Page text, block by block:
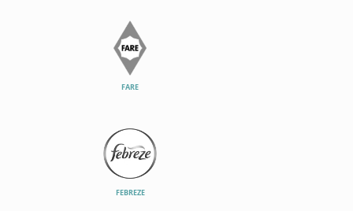
FARE
FEBREZE